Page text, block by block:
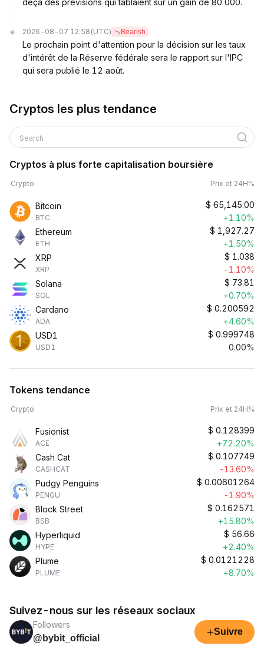
deçà des prévisions qui tablaient sur un gain de 80 000.
2026-08-07 12:58 (UTC) Bearish
Le prochain point d'attention pour la décision sur les taux
d'intérêt de la Réserve fédérale sera le rapport sur l'IPC
qui sera publié le 12 août.
Cryptos les plus tendance
Search
Cryptos à plus forte capitalisation boursière
Crypto Prix et 24H%
Bitcoin
BTC
$ 65,145.00
+1.10%
Ethereum
ETH
$ 1,927.27
+1.50%
XRP
XRP
$ 1.038
-1.10%
Solana
SOL
$ 73.81
+0.70%
Cardano
ADA
$ 0.200592
+4.60%
USD1
USD1
$ 0.999748
0.00%
Tokens tendance
Crypto Prix et 24H%
Fusionist
ACE
$ 0.128399
+72.20%
Cash Cat
CASHCAT
$ 0.107749
-13.60%
Pudgy Penguins
PENGU
$ 0.00601264
-1.90%
Block Street
BSB
$ 0.162571
+15.80%
Hyperliquid
HYPE
$ 56.66
+2.40%
Plume
PLUME
$ 0.0121228
+8.70%
Suivez-nous sur les réseaux sociaux
Followers
@bybit_official
+Suivre